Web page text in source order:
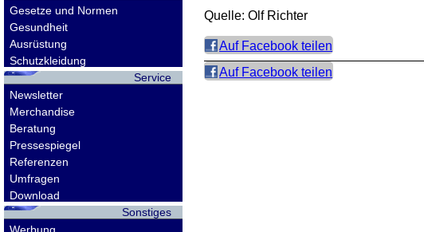
Gesetze und Normen
Gesundheit
Ausrüstung
Schutzkleidung
Service
Newsletter
Merchandise
Beratung
Pressespiegel
Referenzen
Umfragen
Download
Sonstiges
Quelle: Olf Richter
Auf Facebook teilen
Auf Facebook teilen